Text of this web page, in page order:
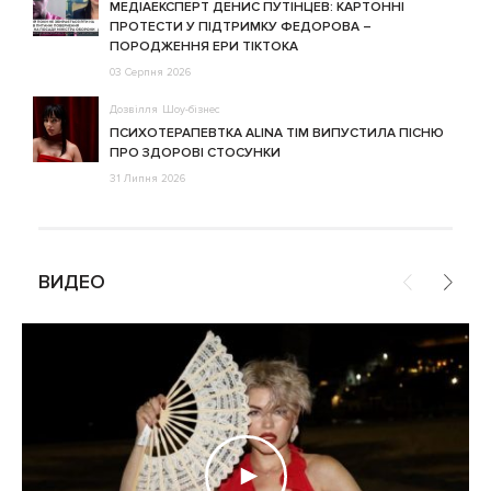
МЕДІАЕКСПЕРТ ДЕНИС ПУТІНЦЕВ: КАРТОННІ
ПРОТЕСТИ У ПІДТРИМКУ ФЕДОРОВА –
ПОРОДЖЕННЯ ЕРИ ТІКТОКА
03 Серпня 2026
Дозвілля Шоу-бізнес
ПСИХОТЕРАПЕВТКА ALINA TIM ВИПУСТИЛА ПІСНЮ
ПРО ЗДОРОВІ СТОСУНКИ
31 Липня 2026
ВИДЕО